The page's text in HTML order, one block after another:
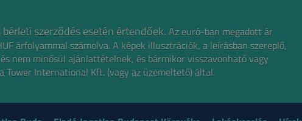
szerződés esetén értendőek. Az euró-ban megadott ár
árfolyammal számolva.A képek illusztrációk, a leírásban szereplő,
nem minősül ajánlattételnek, és bármikor visszavonható vagy
Tower International Kft. (vagy az üzemeltető) által.